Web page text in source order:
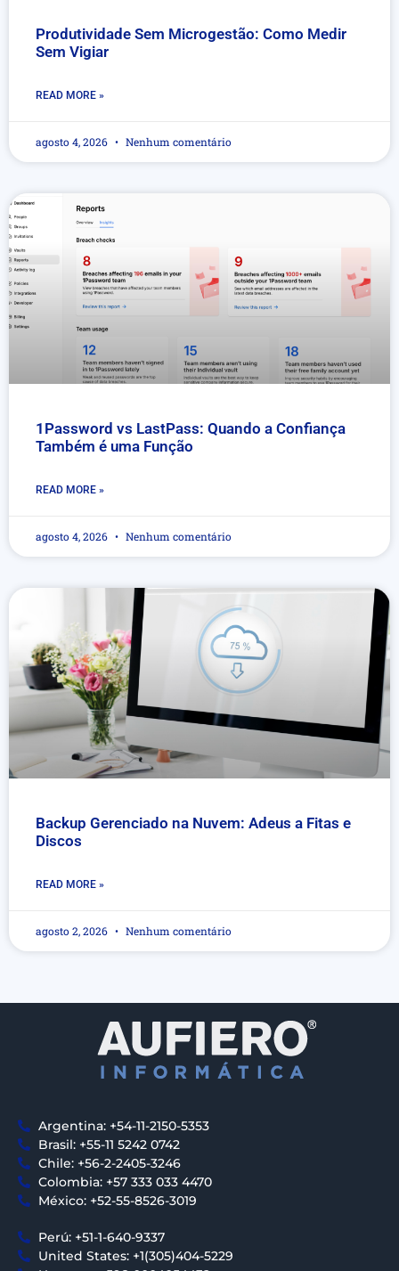
Produtividade Sem Microgestão: Como Medir
Sem Vigiar
READ MORE »
agosto 4, 2026 Nenhum comentário
1Password vs LastPass: Quando a Confiança
Também é uma Função
READ MORE »
agosto 4, 2026 Nenhum comentário
Backup Gerenciado na Nuvem: Adeus a Fitas e
Discos
READ MORE »
agosto 2, 2026 Nenhum comentário
Argentina: +54-11-2150-5353
Brasil: +55-11 5242 0742
Chile: +56-2-2405-3246
Colombia: +57 333 033 4470
México: +52-55-8526-3019
Perú: +51-1-640-9337
United States: +1(305)404-5229